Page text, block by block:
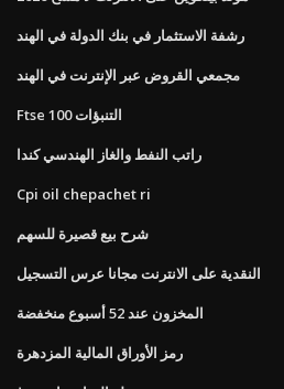
رشفة الاستثمار في بنك الدولة في الهند
مجمعي القروض عبر الإنترنت في الهند
Ftse 100 التنبؤات
راتب النفط والغاز الهندسي كندا
Cpi oil chepachet ri
شرح بيع قصيرة للسهم
النقدية على الانترنت مجانا عرس التسجيل
المخزون عند 52 أسبوع منخفضة
رمز الأوراق المالية المزدهرة